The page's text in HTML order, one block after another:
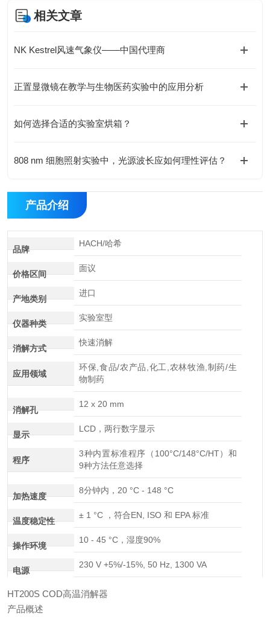
相关文章
NK Kestrel风速气象仪——中国代理商
正置显微镜在教学与生物医药实验中的应用分析
如何选择合适的实验室烘箱？
808 nm 细胞照射实验中，光源波长应如何理性评估？
产品介绍
品牌
HACH/哈希
价格区间
面议
产地类别
进口
仪器种类
实验室型
消解方式
快速消解
应用领域
环保,食品/农产品,化工,农林牧渔,制药/生
物制药
消解孔
12 x 20 mm
显示
LCD，两行数字显示
程序
3种内置标准程序（100°C/148°C/HT）和
9种方法任意选择
加热速度
8分钟内，20 °C - 148 °C
温度稳定性
± 1 °C ，符合EN, ISO 和 EPA 标准
操作环境
10 - 45 °C，湿度90%
电源
230 V +5%/-15%, 50 Hz, 1300 VA
HT200S COD高温消解器
产品概述